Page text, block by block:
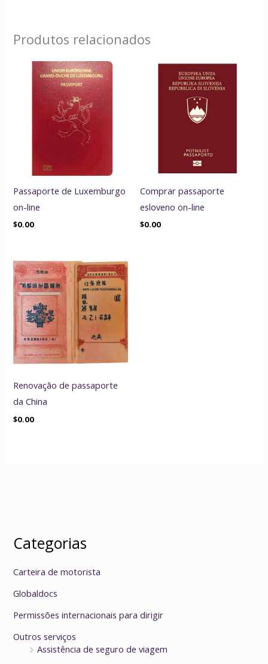
Produtos relacionados
Passaporte de Luxemburgo
on-line
$0.00
Comprar passaporte
esloveno on-line
$0.00
Renovação de passaporte
da China
$0.00
Categorias
Carteira de motorista
Globaldocs
Permissões internacionais para dirigir
Outros serviços
Assistência de seguro de viagem